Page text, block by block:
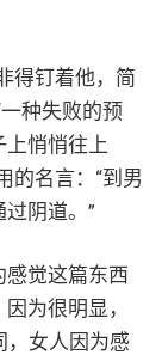
得钉着他，简
种失败的预
悄悄往上
的名言：“到男
阴道。”
感觉这篇东西
为很明显，
，女人因为感